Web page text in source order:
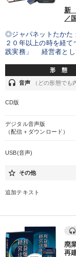
新
／
◎ジャパネットたかた
２０年以上の時を経
践実務」 経営者とし
形 態
headset 音声 （どの形態でも
CD版
デジタル音声版
（配信＋ダウンロード）
USB(音声)
star_border その他
追加テキスト
廃
再